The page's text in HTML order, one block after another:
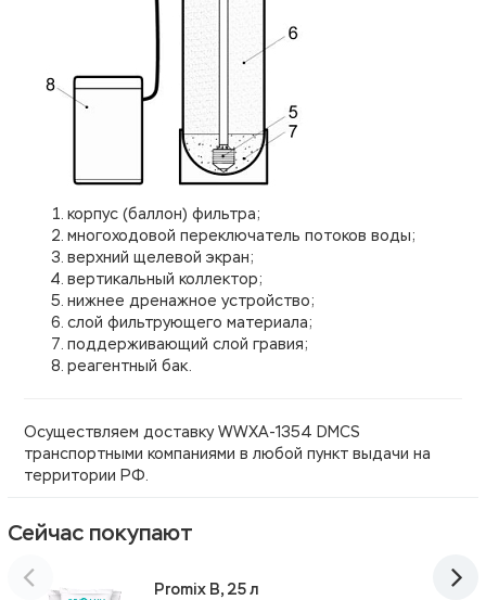
корпус (баллон) фильтра;
многоходовой переключатель потоков воды;
верхний щелевой экран;
вертикальный коллектор;
нижнее дренажное устройство;
слой фильтрующего материала;
поддерживающий слой гравия;
реагентный бак.
Осуществляем доставку WWXA-1354 DMCS
транспортными компаниями в любой пункт выдачи на
территории РФ.
Сейчас покупают
Promix B, 25 л